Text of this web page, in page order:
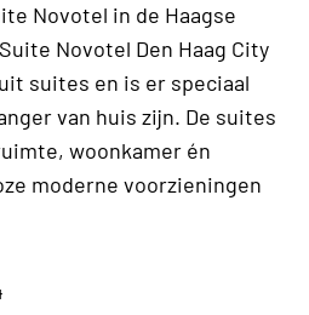
Novotel in de Haagse
Novotel Den Haag City
suites en is er speciaal
van huis zijn. De suites
woonkamer én
moderne voorzieningen